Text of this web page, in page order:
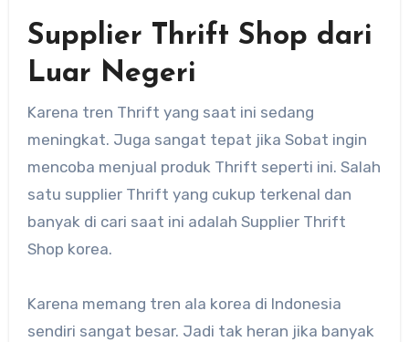
Supplier Thrift Shop dari
Luar Negeri
Karena tren Thrift yang saat ini sedang
meningkat. Juga sangat tepat jika Sobat ingin
mencoba menjual produk Thrift seperti ini. Salah
satu supplier Thrift yang cukup terkenal dan
banyak di cari saat ini adalah Supplier Thrift
Shop korea.
Karena memang tren ala korea di Indonesia
sendiri sangat besar. Jadi tak heran jika banyak